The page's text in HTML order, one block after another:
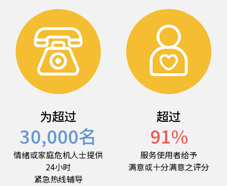
为超过
30,000名
情绪或家庭危机人士提供
24小时
紧急热线辅导
超过
91%
服务使用者给予
满意或十分满意之评分